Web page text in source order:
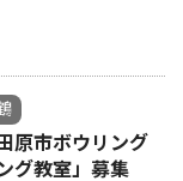
原市ボウリング
グ教室」募集